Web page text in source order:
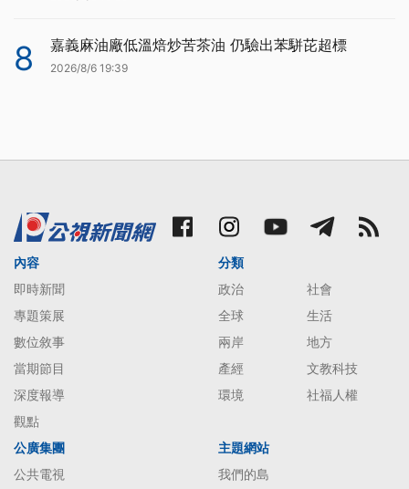
8 嘉義麻油廠低溫焙炒苦茶油 仍驗出苯駢芘超標
2026/8/6 19:39
內容
即時新聞
專題策展
數位敘事
當期節目
深度報導
觀點
分類
政治
社會
全球
生活
兩岸
地方
產經
文教科技
環境
社福人權
公廣集團
公共電視
主題網站
我們的島